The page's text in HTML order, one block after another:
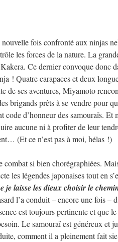
fois confronté aux ninjas
les forces de la nature. La
Ce dernier convoque donc
! Quatre carapaces et deux
de ses aventures, Miyamoto
brigands prêts à se vendre pour
d’honneur des samouraïs. Et
aucune ni à profiter de leur
(Et ce n’est pas à moi, hélas !)
combat si bien chorégraphiées.
les légendes japonaises tout en
je laisse les dieux choisir le
l’a conduit – encore une fois –
est toujours pertinente et que
Le samouraï est généreux et
comment il a pleinement fait